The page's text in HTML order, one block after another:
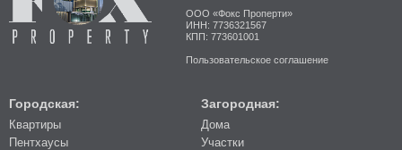
ООО «Фокс Проперти»
ИНН: 7736321567
КПП: 773601001
Пользовательское соглашение
Городская:
Квартиры
Пентхаусы
Загородная:
Дома
Участки